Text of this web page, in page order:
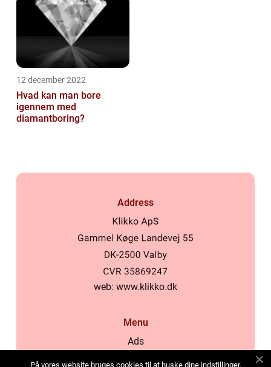
12 december 2022
Hvad kan man bore
igennem med
diamantboring?
Address
web: www.klikko.dk
Menu
Ads
På vores website bruges cookies til at huske dine indstillinger,